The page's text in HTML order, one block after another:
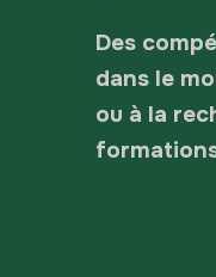
Des
dans le
ou à la